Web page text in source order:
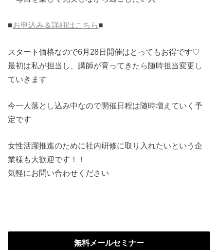
■お申込み＆詳細はこちら■
スタート価格なので6月28日開催はとってもお得です♡
最初は私が担当し、講師が育ってきたら随時担当変更し
ていきます
今一人落とし込み中なので開催日程は随時増えていく予
定です
女性活躍推進のために社内研修に取り入れたいという企
業様も大歓迎です！！
気軽にお問い合わせください
無料メールセミナー